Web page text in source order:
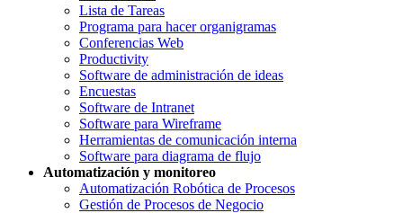
Lista de Tareas
Programa para hacer organigramas
Conferencias Web
Productivity
Software de administración de ideas
Encuestas
Software de Intranet
Software para Wireframe
Herramientas de comunicación interna
Software para diagrama de flujo
Automatización y monitoreo
Automatización Robótica de Procesos
Gestión de Procesos de Negocio